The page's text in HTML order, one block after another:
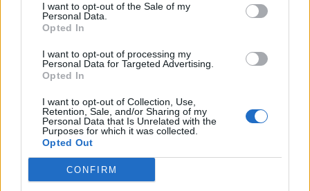
I want to opt-out of the Sale of my
Personal Data.
Opted In
I want to opt-out of processing my
Personal Data for Targeted Advertising.
Opted In
I want to opt-out of Collection, Use,
Retention, Sale, and/or Sharing of my
Personal Data that Is Unrelated with the
Purposes for which it was collected.
Opted Out
CONFIRM
NAUJI